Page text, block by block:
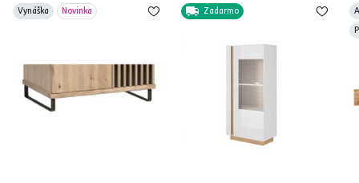
Vynáška Novinka Zadarmo